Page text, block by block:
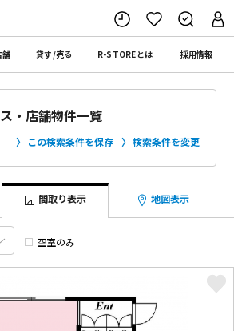
舗 貸す/売る R-STOREとは 採用情報
・店舗物件一覧
検索条件を変更
この検索条件を保存
間取り表示 地図表示
空室のみ